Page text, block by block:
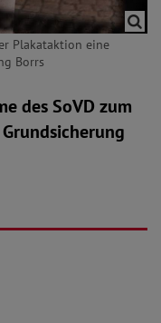
Plakataktion eine
Borrs
des SoVD zum